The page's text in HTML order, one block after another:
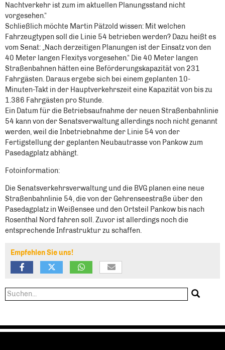
Nachtverkehr ist zum im aktuellen Planungsstand nicht
vorgesehen.“
Schließlich möchte Martin Pätzold wissen: Mit welchen
Fahrzeugtypen soll die Linie 54 betrieben werden? Dazu heißt es
vom Senat: „Nach derzeitigen Planungen ist der Einsatz von den
40 Meter langen Flexitys vorgesehen.“ Die 40 Meter langen
Straßenbahnen hätten eine Beförderungskapazität von 231
Fahrgästen. Daraus ergebe sich bei einem geplanten 10-
Minuten-Takt in der Hauptverkehrszeit eine Kapazität von bis zu
1.386 Fahrgästen pro Stunde.
Ein Datum für die Betriebsaufnahme der neuen Straßenbahnlinie
54 kann von der Senatsverwaltung allerdings noch nicht genannt
werden, weil die Inbetriebnahme der Linie 54 von der
Fertigstellung der geplanten Neubautrasse von Pankow zum
Pasedagplatz abhängt.
Fotoinformation:
Die Senatsverkehrsverwaltung und die BVG planen eine neue
Straßenbahnlinie 54, die von der Gehrenseestraße über den
Pasedagplatz in Weißensee und den Ortsteil Pankow bis nach
Rosenthal Nord fahren soll. Zuvor ist allerdings noch die
entsprechende Infrastruktur zu schaffen.
Empfehlen Sie uns!
Suchformular
Suche